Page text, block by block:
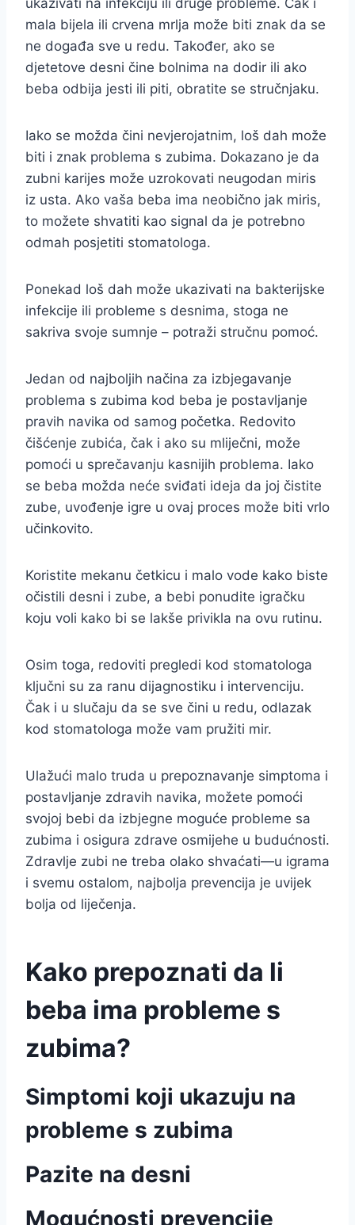
ukazivati na infekciju ili druge probleme. Čak i
mala bijela ili crvena mrlja može biti znak da se
ne događa sve u redu. Također, ako se
djetetove desni čine bolnima na dodir ili ako
beba odbija jesti ili piti, obratite se stručnjaku.
Iako se možda čini nevjerojatnim, loš dah može
biti i znak problema s zubima. Dokazano je da
zubni karijes može uzrokovati neugodan miris
iz usta. Ako vaša beba ima neobično jak miris,
to možete shvatiti kao signal da je potrebno
odmah posjetiti stomatologa.
Ponekad loš dah može ukazivati na bakterijske
infekcije ili probleme s desnima, stoga ne
sakriva svoje sumnje – potraži stručnu pomoć.
Jedan od najboljih načina za izbjegavanje
problema s zubima kod beba je postavljanje
pravih navika od samog početka. Redovito
čišćenje zubića, čak i ako su mliječni, može
pomoći u sprečavanju kasnijih problema. Iako
se beba možda neće sviđati ideja da joj čistite
zube, uvođenje igre u ovaj proces može biti vrlo
učinkovito.
Koristite mekanu četkicu i malo vode kako biste
očistili desni i zube, a bebi ponudite igračku
koju voli kako bi se lakše privikla na ovu rutinu.
Osim toga, redoviti pregledi kod stomatologa
ključni su za ranu dijagnostiku i intervenciju.
Čak i u slučaju da se sve čini u redu, odlazak
kod stomatologa može vam pružiti mir.
Ulažući malo truda u prepoznavanje simptoma i
postavljanje zdravih navika, možete pomoći
svojoj bebi da izbjegne moguće probleme sa
zubima i osigura zdrave osmijehe u budućnosti.
Zdravlje zubi ne treba olako shvaćati—u igrama
i svemu ostalom, najbolja prevencija je uvijek
bolja od liječenja.
Kako prepoznati da li
beba ima probleme s
zubima?
Simptomi koji ukazuju na
probleme s zubima
Pazite na desni
Mogućnosti prevencije